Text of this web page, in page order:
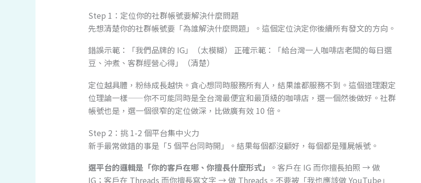
Step 1：定位你的社群帳號要解決什麼問題
先想清楚你的社群帳號要「為誰解決什麼問題」。這個定位決定你後續所有發文的方向。
錯誤示範：「我們品牌的 IG」（太模糊） 正確示範：「給台灣一人咖啡店老闆的每日選
豆、沖煮、客群經營心得」（清楚）
定位越具體，粉絲成長越快。貪心想同時服務所有人，結果誰都服務不到。這個道理跟定
位理論一樣——你不可能同時是全台灣最便宜和最頂級的咖啡店，選一個然後做好。社群
帳號也是，選一個很窄的定位做深，比做廣有效 10 倍。
Step 2：挑 1-2 個平台集中火力
新手最常做錯的事是「5 個平台同時開」。結果每個都沒顧好，每個都是殭屍帳號。
選平台的邏輯是「你的客戶在哪、你擅長什麼形式」
。客戶在 IG 而你擅長拍照 → 做
IG；客戶在 Threads 而你擅長寫文字 → 做 Threads。不要被「我也應該做 YouTube」